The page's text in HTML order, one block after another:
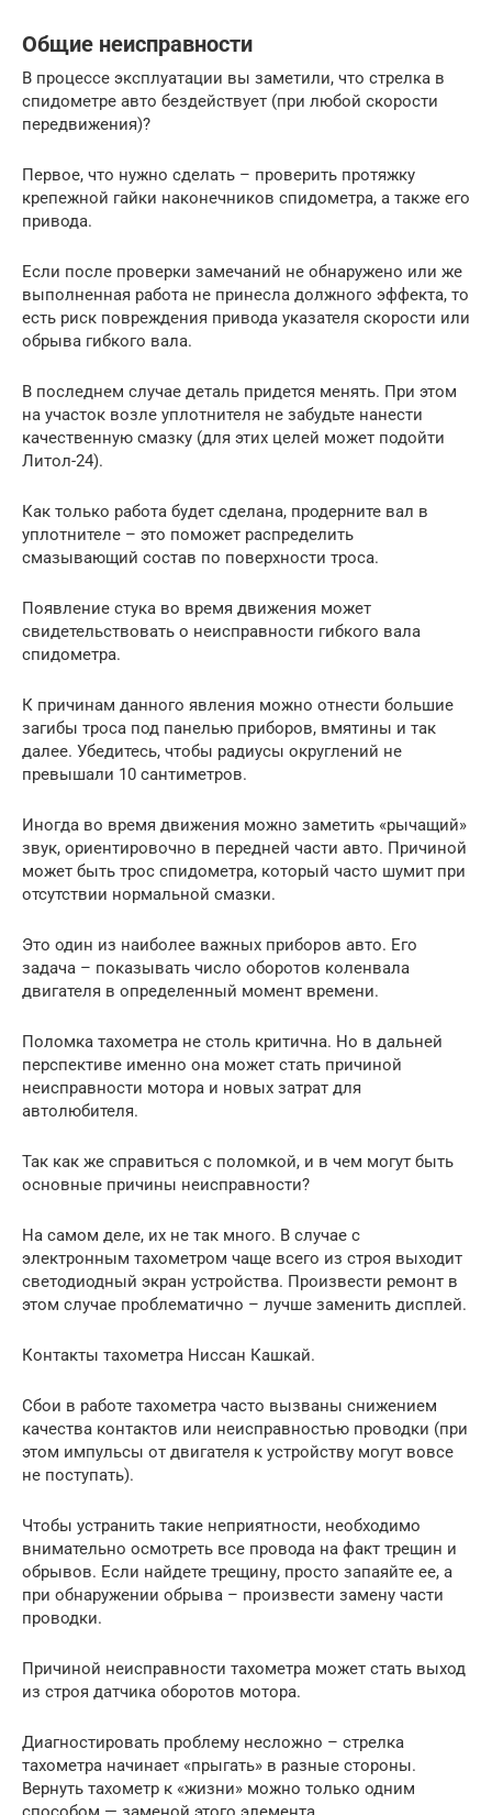
Общие неисправности
В процессе эксплуатации вы заметили, что стрелка в
спидометре авто бездействует (при любой скорости
передвижения)?
Первое, что нужно сделать – проверить протяжку
крепежной гайки наконечников спидометра, а также его
привода.
Если после проверки замечаний не обнаружено или же
выполненная работа не принесла должного эффекта, то
есть риск повреждения привода указателя скорости или
обрыва гибкого вала.
В последнем случае деталь придется менять. При этом
на участок возле уплотнителя не забудьте нанести
качественную смазку (для этих целей может подойти
Литол-24).
Как только работа будет сделана, продерните вал в
уплотнителе – это поможет распределить
смазывающий состав по поверхности троса.
Появление стука во время движения может
свидетельствовать о неисправности гибкого вала
спидометра.
К причинам данного явления можно отнести большие
загибы троса под панелью приборов, вмятины и так
далее. Убедитесь, чтобы радиусы округлений не
превышали 10 сантиметров.
Иногда во время движения можно заметить «рычащий»
звук, ориентировочно в передней части авто. Причиной
может быть трос спидометра, который часто шумит при
отсутствии нормальной смазки.
Это один из наиболее важных приборов авто. Его
задача – показывать число оборотов коленвала
двигателя в определенный момент времени.
Поломка тахометра не столь критична. Но в дальней
перспективе именно она может стать причиной
неисправности мотора и новых затрат для
автолюбителя.
Так как же справиться с поломкой, и в чем могут быть
основные причины неисправности?
На самом деле, их не так много. В случае с
электронным тахометром чаще всего из строя выходит
светодиодный экран устройства. Произвести ремонт в
этом случае проблематично – лучше заменить дисплей.
Контакты тахометра Ниссан Кашкай.
Сбои в работе тахометра часто вызваны снижением
качества контактов или неисправностью проводки (при
этом импульсы от двигателя к устройству могут вовсе
не поступать).
Чтобы устранить такие неприятности, необходимо
внимательно осмотреть все провода на факт трещин и
обрывов. Если найдете трещину, просто запаяйте ее, а
при обнаружении обрыва – произвести замену части
проводки.
Причиной неисправности тахометра может стать выход
из строя датчика оборотов мотора.
Диагностировать проблему несложно – стрелка
тахометра начинает «прыгать» в разные стороны.
Вернуть тахометр к «жизни» можно только одним